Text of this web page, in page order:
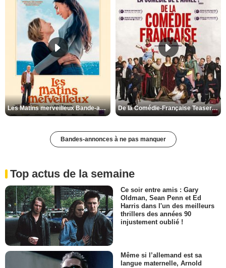
Les Matins merveilleux Bande-annonce VF De la Comédie-Française Teaser VF
Bandes-annonces à ne pas manquer
Top actus de la semaine
Ce soir entre amis : Gary
Oldman, Sean Penn et Ed
Harris dans l'un des meilleurs
thrillers des années 90
injustement oublié !
Même si l’allemand est sa
langue maternelle, Arnold